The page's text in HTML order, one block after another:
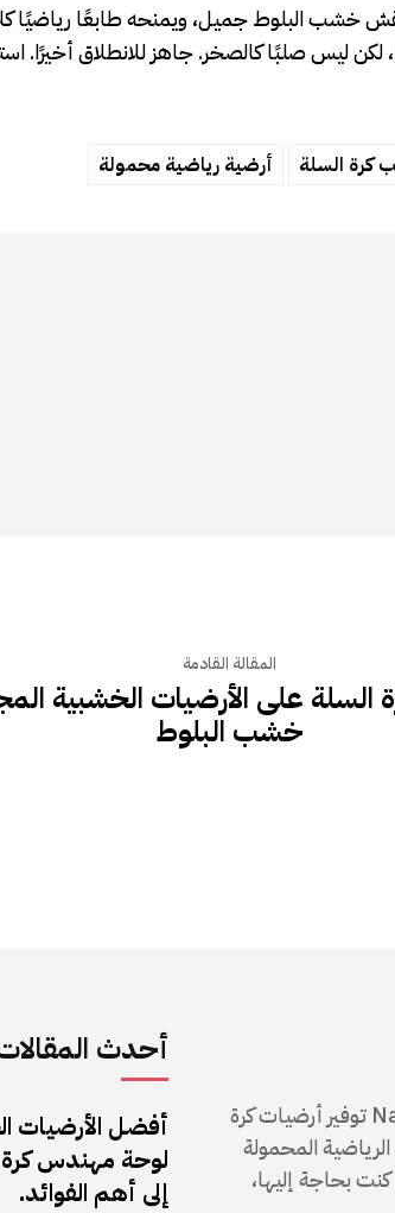
نقش خشب البلوط جميل، ويمنحه طابعًا رياضيًا
لكن ليس صلبًا كالصخر. جاهز للانطلاق أخيرًا.
كرة السلة أرضية رياضية محمولة
المقالة القادمة
السلة على الأرضيات الخشبية
خشب البلوط
أحدث
أفضل الأرضيات
إلى أهم الفوائد.
يمكن لشركة NaiBu Sports توفير أرضيات كرة
المحمولة
كنت بحاجة إليها،